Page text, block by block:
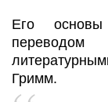
Его
Гримм.